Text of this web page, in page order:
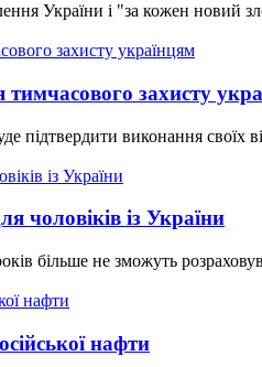
України і "за кожен новий
захисту
підтвердити виконання своїх
чоловіків із України
більше не зможуть
нафти